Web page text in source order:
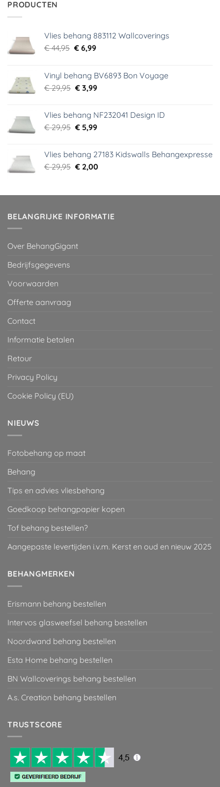
PRODUCTEN
Vlies behang 883112 Wallcoverings
€44,95 Oorspronkelijke
€ 44,95.
€6,99Huidige
€ 6,99.
Vinyl behang BV6893 Bon Voyage
€29,95 Oorspronkelijke
€ 29,95.
€3,99Huidige
€ 3,99.
Vlies behang NF232041 Design ID
€29,95 Oorspronkelijke
€ 29,95.
€5,99Huidige
€ 5,99.
Vlies behang 27183 Kidswalls Behangexpresse
€29,95 Oorspronkelijke
€ 29,95.
€2,00Huidige
€ 2,00.
BELANGRIJKE INFORMATIE
Over BehangGigant
Bedrijfsgegevens
Voorwaarden
Offerte aanvraag
Contact
Informatie betalen
Retour
Privacy Policy
Cookie Policy (EU)
NIEUWS
Fotobehang op maat
Behang
Tips en advies vliesbehang
Goedkoop behangpapier kopen
Tof behang bestellen?
Aangepaste levertijden i.v.m. Kerst en oud en nieuw 2025
BEHANGMERKEN
Erismann behang bestellen
Intervos glasweefsel behang bestellen
Noordwand behang bestellen
Esta Home behang bestellen
BN Wallcoverings behang bestellen
A.s. Creation behang bestellen
TRUSTSCORE